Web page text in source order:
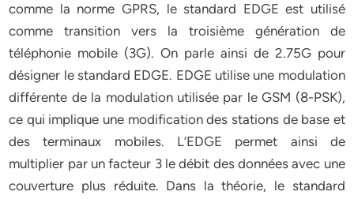
comme la norme GPRS, le standard EDGE est utilisé
comme transition vers la troisième génération de
téléphonie mobile (3G). On parle ainsi de 2.75G pour
désigner le standard EDGE. EDGE utilise une modulation
différente de la modulation utilisée par le GSM (8-PSK),
ce qui implique une modification des stations de base et
des terminaux mobiles. L’EDGE permet ainsi de
multiplier par un facteur 3 le débit des données avec une
couverture plus réduite. Dans la théorie, le standard